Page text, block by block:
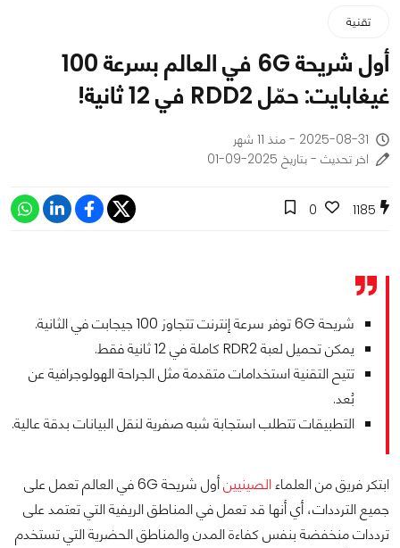
تقنية
أول شريحة 6G في العالم بسرعة 100
غيغابايت: حمّل RDD2 في 12 ثانية!
2025-08-31 - منذ 11 شهر
اخر تحديث - بتاريخ 2025-09-01
1185
0
شريحة 6G توفر سرعة إنترنت تتجاوز 100 جيجابت في الثانية.
يمكن تحميل لعبة RDR2 كاملة في 12 ثانية فقط.
تتيح التقنية استخدامات متقدمة مثل الجراحة الهولوجرافية عن
بُعد.
التطبيقات تتطلب استجابة شبه صفرية لنقل البيانات بدقة عالية.
ابتكر فريق من العلماءالصينيين
أول شريحة 6G في العالم تعمل على
جميع الترددات، أي أنها قد تعمل في المناطق الريفية التي تعتمد على
ترددات منخفضة بنفس كفاءة المدن والمناطق الحضرية التي تستخدم